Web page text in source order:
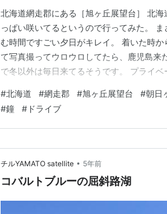
北海道網走郡にある［旭ヶ丘展望台］ 北
っぱい咲いてるというので行ってみた。
む時間ですごい夕日がキレイ。 ⁡着いた時
て写真撮ってウロウロしてたら、鹿児島
で冬以外は毎日来てるそうです。 プライ
面に行く飛行機など途中同じ話をループの
なり帰る感じになって残りの写真撮れると
#北海道 #網走郡 #旭ヶ丘展望台 #朝日
#鐘 # ドライブ
チルYAMATO satellite • 5年前
コバルトブルーの屈斜路湖